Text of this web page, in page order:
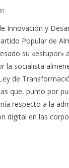
Innovación y
Popular de
su «estupor»
la socialista
de
que, punto por
respecto a la
digital en las